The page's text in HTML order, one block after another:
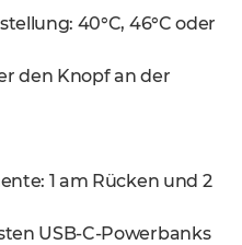
40°C, 46°C oder
den Knopf an der
1 am Rücken und 2
USB-C-Powerbanks